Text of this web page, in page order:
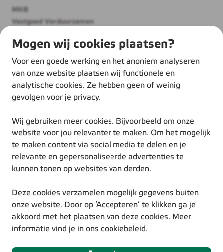
MKB
Vastgoed Verduurzamen
Over ons
Werken bij Eneco
Duurzame inspiratie
© Eneco 2025
Voorwaarden
Privacystatement
Disclaimer
Responsible Disclosure
Toegankelijkheidsverklaring
Volg ons via social media
Mogen wij cookies plaatsen?
Voor een goede werking en het anoniem analyseren
van onze website plaatsen wij functionele en
analytische cookies. Ze hebben geen of weinig
gevolgen voor je privacy.
Wij gebruiken meer cookies. Bijvoorbeeld om onze
website voor jou relevanter te maken. Om het mogelijk
te maken content via social media te delen en je
relevante en gepersonaliseerde advertenties te
kunnen tonen op websites van derden.
Deze cookies verzamelen mogelijk gegevens buiten
onze website. Door op ‘Accepteren’ te klikken ga je
akkoord met het plaatsen van deze cookies. Meer
informatie vind je in ons cookiebeleid.